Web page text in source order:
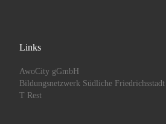
Links
AwoCity gGmbH
Bildungsnetzwerk Südliche Friedrichsstadt
T Rest